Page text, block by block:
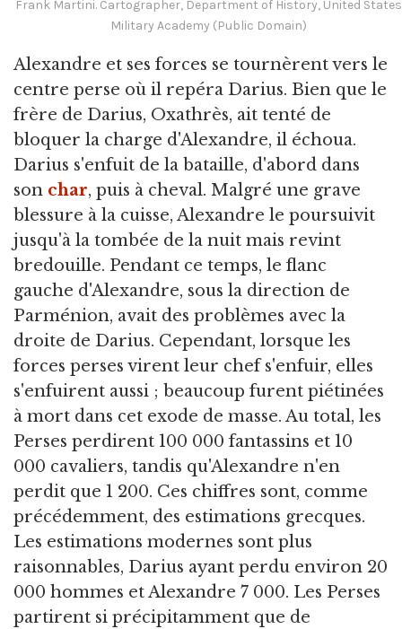
Frank Martini. Cartographer, Department of History, United States
Military Academy (Public Domain)
Alexandre et ses forces se tournèrent vers le
centre perse où il repéra Darius. Bien que le
frère de Darius, Oxathrès, ait tenté de
bloquer la charge d'Alexandre, il échoua.
Darius s'enfuit de la bataille, d'abord dans
son char, puis à cheval. Malgré une grave
blessure à la cuisse, Alexandre le poursuivit
jusqu'à la tombée de la nuit mais revint
bredouille. Pendant ce temps, le flanc
gauche d'Alexandre, sous la direction de
Parménion, avait des problèmes avec la
droite de Darius. Cependant, lorsque les
forces perses virent leur chef s'enfuir, elles
s'enfuirent aussi ; beaucoup furent piétinées
à mort dans cet exode de masse. Au total, les
Perses perdirent 100 000 fantassins et 10
000 cavaliers, tandis qu'Alexandre n'en
perdit que 1 200. Ces chiffres sont, comme
précédemment, des estimations grecques.
Les estimations modernes sont plus
raisonnables, Darius ayant perdu environ 20
000 hommes et Alexandre 7 000. Les Perses
partirent si précipitamment que de